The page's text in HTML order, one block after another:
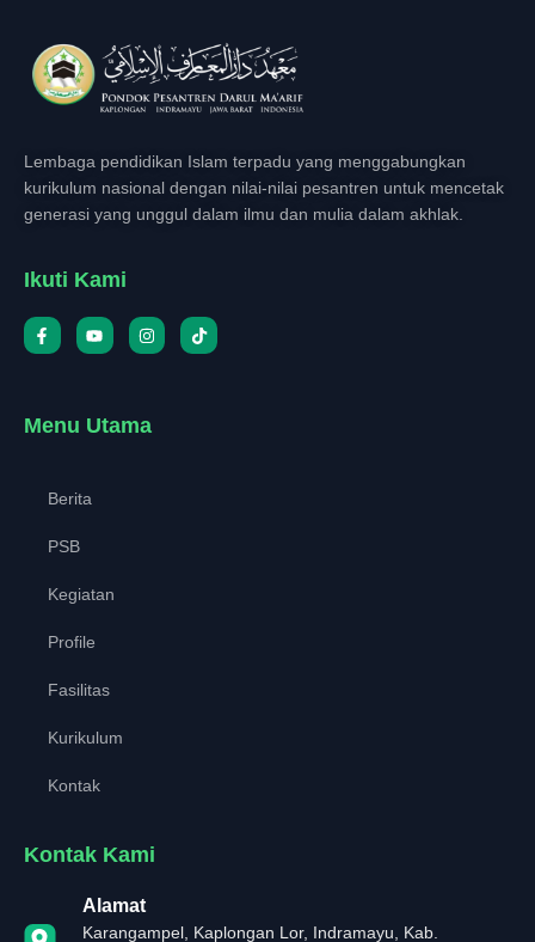
Lembaga pendidikan Islam terpadu yang menggabungkan
kurikulum nasional dengan nilai-nilai pesantren untuk mencetak
generasi yang unggul dalam ilmu dan mulia dalam akhlak.
Ikuti Kami
Menu Utama
Berita
PSB
Kegiatan
Profile
Fasilitas
Kurikulum
Kontak
Kontak Kami
Alamat
Karangampel, Kaplongan Lor, Indramayu, Kab.